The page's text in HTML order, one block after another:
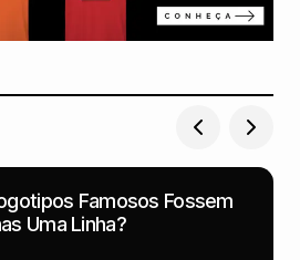
Famosos Fossem
Uma Linha?